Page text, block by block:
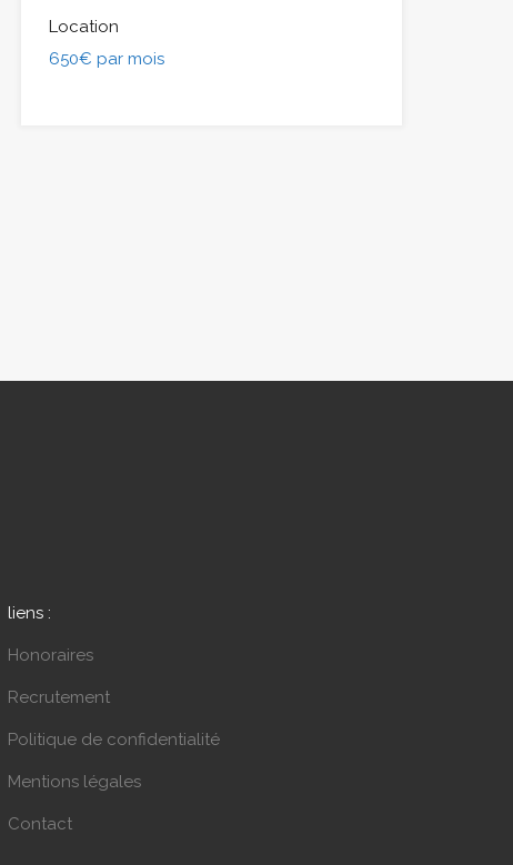
Location
650€ par mois
liens :
Honoraires
Recrutement
Politique de confidentialité
Mentions légales
Contact